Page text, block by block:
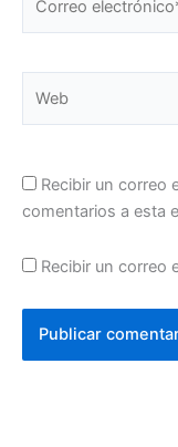
electrónico*
Recibir un correo
comentarios a esta
Recibir un correo